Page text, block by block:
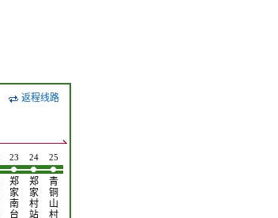
返程线路
23
郑
家
南
台
24
郑
家
村
站
25
青
铜
山
村